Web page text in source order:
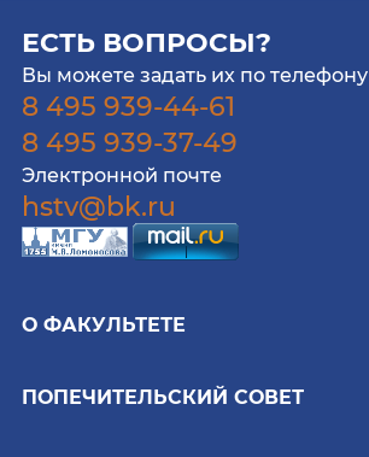
ЕСТЬ ВОПРОСЫ?
Вы можете задать их по телефону
8 495 939-44-61
8 495 939-37-49
Электронной почте
hstv@bk.ru
О ФАКУЛЬТЕТЕ
ПОПЕЧИТЕЛЬСКИЙ СОВЕТ